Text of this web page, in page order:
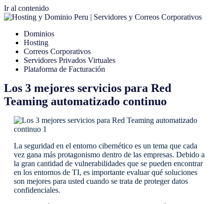
Ir al contenido
Dominios
Hosting
Correos Corporativos
Servidores Privados Virtuales
Plataforma de Facturación
Los 3 mejores servicios para Red
Teaming automatizado continuo
La seguridad en el entorno cibernético es un tema que cada
vez gana más protagonismo dentro de las empresas. Debido a
la gran cantidad de vulnerabilidades que se pueden encontrar
en los entornos de TI, es importante evaluar qué soluciones
son mejores para usted cuando se trata de proteger datos
confidenciales.